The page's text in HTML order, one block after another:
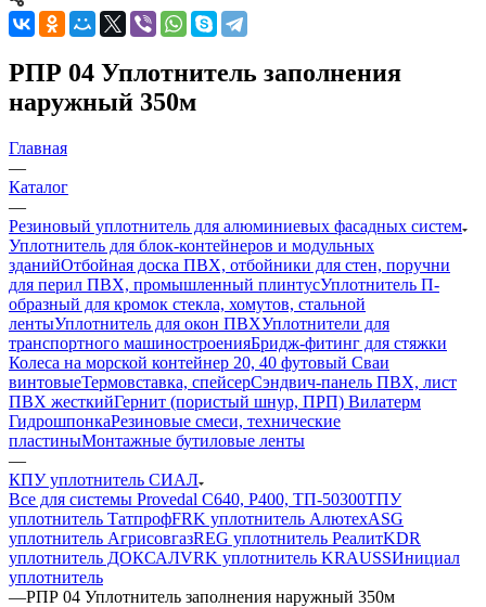
РПР 04 Уплотнитель заполнения
наружный 350м
Главная
—
Каталог
—
Резиновый уплотнитель для алюминиевых фасадных систем
Уплотнитель для блок-контейнеров и модульных
зданийОтбойная доска ПВХ, отбойники для стен, поручни
для перил ПВХ, промышленный плинтусУплотнитель П-
образный для кромок стекла, хомутов, стальной
лентыУплотнитель для окон ПВХУплотнители для
транспортного машиностроенияБридж-фитинг для стяжки
Колеса на морской контейнер 20, 40 футовый Сваи
винтовыеТермовставка, спейсерСэндвич-панель ПВХ, лист
ПВХ жесткийГернит (пористый шнур, ПРП) Вилатерм
ГидрошпонкаРезиновые смеси, технические
пластиныМонтажные бутиловые ленты
—
КПУ уплотнитель СИАЛ
Все для системы Provedal С640, Р400, ТП-50300ТПУ
уплотнитель ТатпрофFRK уплотнитель АлютехASG
уплотнитель АгрисовгазREG уплотнитель РеалитKDR
уплотнитель ДОКСАЛVRK уплотнитель KRAUSSИнициал
уплотнитель
—РПР 04 Уплотнитель заполнения наружный 350м